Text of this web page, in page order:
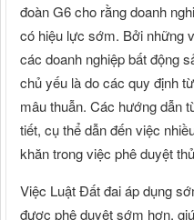
đoàn G6 cho rằng doanh
có hiệu lực sớm. Bởi những
các doanh nghiệp bất động
chủ yếu là do các quy định
mâu thuẫn. Các hướng dẫn
tiết, cụ thể dẫn đến việc
khăn trong việc phê duyệt
Việc Luật Đất đai áp dụng
được phê duyệt sớm hơn,